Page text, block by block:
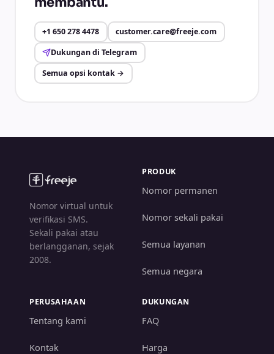
+1 650 278 4478
customer.care@freeje.com
Dukungan di Telegram
Semua opsi kontak →
Nomor virtual untuk
verifikasi SMS.
Sekali pakai atau
berlangganan, sejak
2008.
PRODUK
Nomor permanen
Nomor sekali pakai
Semua layanan
Semua negara
PERUSAHAAN
Tentang kami
Kontak
DUKUNGAN
FAQ
Harga